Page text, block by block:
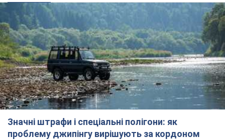
Значні штрафи і спеціальні полігони: як
проблему джипінгу вирішують за кордоном